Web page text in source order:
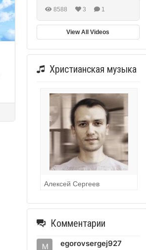
8588 3 1
View All Videos
Христианская музыка
Алексей Сергеев
Комментарии
egorovsergej927